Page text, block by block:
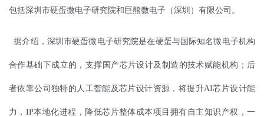
包括深圳市硬蛋微电子研究院和巨熊微电子（深圳）有限公司。
据介绍，深圳市硬蛋微电子研究院是在硬蛋与国际知名微电子机构
合作基础下成立的，支撑国产芯片设计及制造的技术赋能机构；后
者依靠公司独特的人工智能及芯片设计资源，将提升AI芯片设计能
力，IP本地化进程，降低芯片整体成本项目拥有自主知识产权，一